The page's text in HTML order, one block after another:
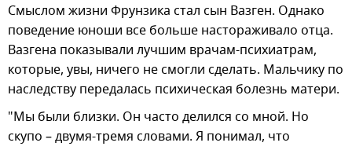
Смыслом жизни Фрунзика стал сын Вазген. Однако
поведение юноши все больше настораживало отца.
Вазгена показывали лучшим врачам-психиатрам,
которые, увы, ничего не смогли сделать. Мальчику по
наследству передалась психическая болезнь матери.
"Мы были близки. Он часто делился со мной. Но
скупо – двумя-тремя словами. Я понимал, что